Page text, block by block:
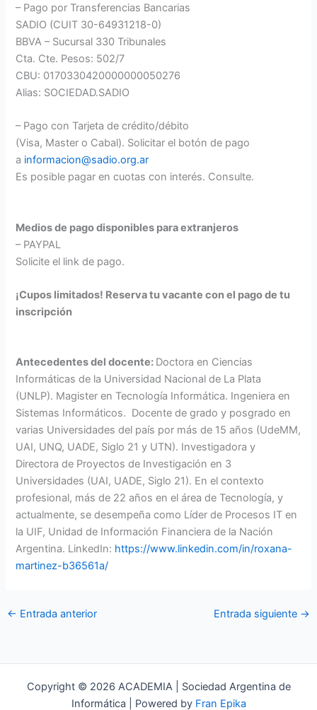
– Pago por Transferencias Bancarias
SADIO (CUIT 30-64931218-0)
BBVA – Sucursal 330 Tribunales
Cta. Cte. Pesos: 502/7
CBU: 0170330420000000050276
Alias: SOCIEDAD.SADIO
– Pago con Tarjeta de crédito/débito
(Visa, Master o Cabal). Solicitar el botón de pago
a informacion@sadio.org.ar
Es posible pagar en cuotas con interés. Consulte.
Medios de pago disponibles para extranjeros
– PAYPAL
Solicite el link de pago.
¡Cupos limitados! Reserva tu vacante con el pago de tu
inscripción
Antecedentes del docente: Doctora en Ciencias
Informáticas de la Universidad Nacional de La Plata
(UNLP). Magister en Tecnología Informática. Ingeniera en
Sistemas Informáticos. Docente de grado y posgrado en
varias Universidades del país por más de 15 años (UdeMM,
UAI, UNQ, UADE, Siglo 21 y UTN). Investigadora y
Directora de Proyectos de Investigación en 3
Universidades (UAI, UADE, Siglo 21). En el contexto
profesional, más de 22 años en el área de Tecnología, y
actualmente, se desempeña como Líder de Procesos IT en
la UIF, Unidad de Información Financiera de la Nación
Argentina. LinkedIn: https://www.linkedin.com/in/roxana-
martinez-b36561a/
← Entrada anterior Entrada siguiente →
Copyright © 2026 ACADEMIA | Sociedad Argentina de
Informática | Powered by Fran Epika